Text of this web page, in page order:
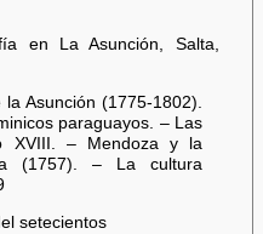
en La Asunción, Salta,
Asunción (1775-1802).
paraguayos. – Las
XVIII. – Mendoza y la
(1757). – La cultura
setecientos